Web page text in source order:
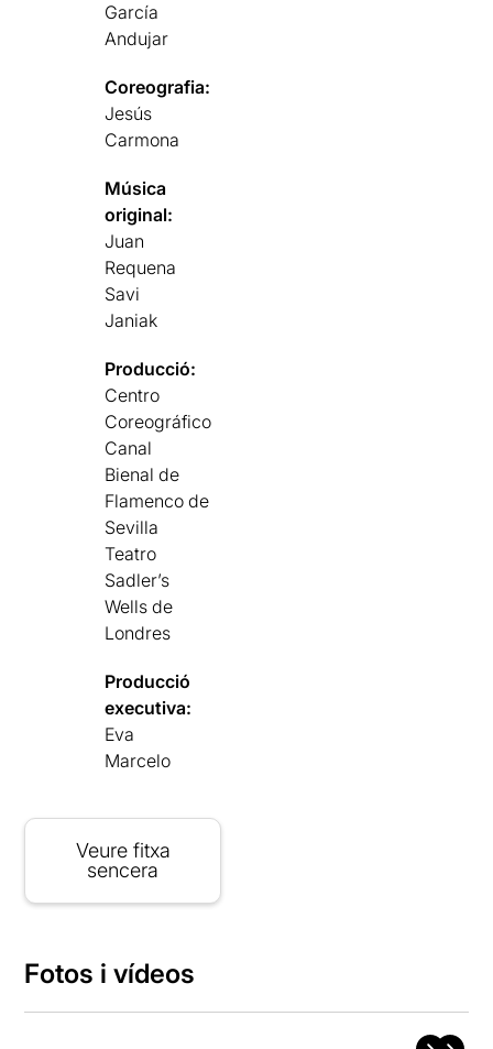
García
Andujar
Coreografia:
Jesús
Carmona
Música
original:
Juan
Requena
Savi
Janiak
Producció:
Centro
Coreográfico
Canal
Bienal de
Flamenco de
Sevilla
Teatro
Sadler’s
Wells de
Londres
Producció
executiva:
Eva
Marcelo
Veure fitxa
sencera
Fotos i vídeos